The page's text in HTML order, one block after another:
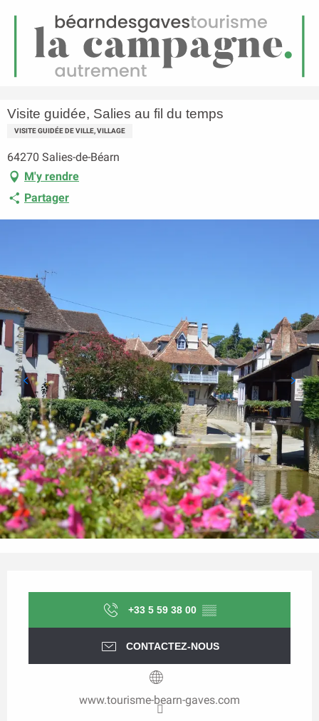
Menu
Visite guidée, Salies au fil du temps
Visite guidée, Salies au fil du temps
VISITE GUIDÉE DE VILLE, VILLAGE
64270 Salies-de-Béarn
M'y rendre
Partager
+33 5 59 38 00 ▒▒
CONTACTEZ-NOUS
www.tourisme-bearn-gaves.com